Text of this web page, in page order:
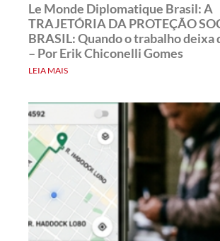
Le Monde Diplomatique Brasil: A
TRAJETÓRIA DA PROTEÇÃO
BRASIL: Quando o trabalho deixa
– Por Erik Chiconelli Gomes
LEIA MAIS